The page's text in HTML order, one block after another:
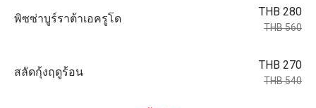
พิซซ่าบูร์ราต้าเอครูโด
THB 280
THB 560
สลัดกุ้งฤดูร้อน
THB 270
THB 540